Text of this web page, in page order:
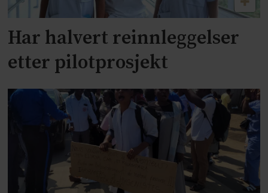
Har halvert reinnleggelser
etter pilotprosjekt